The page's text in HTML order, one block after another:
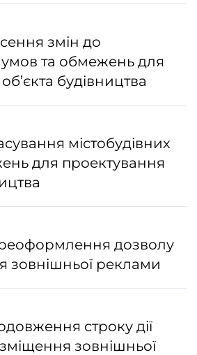
змін до
умов та обмежень для
будівництва
містобудівних
для проектування
дозволу
зовнішньої реклами
строку дії
зовнішньої